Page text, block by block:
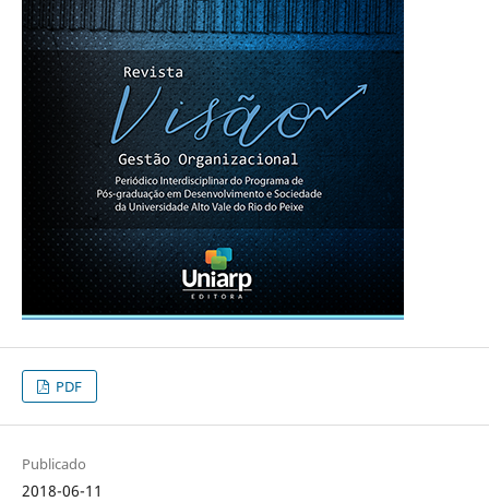
PDF
Publicado
2018-06-11